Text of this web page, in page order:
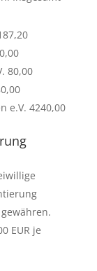
80,00
e.V. 4240,00
EUR je